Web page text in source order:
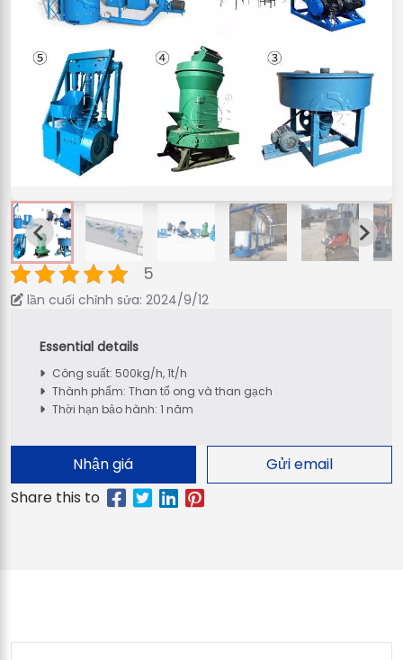
5
lần cuối chỉnh sửa: 2024/9/12
Công suất: 500kg/h, 1t/h
Thành phẩm: Than tổ ong và than gạch
Thời hạn bảo hành: 1 năm
Nhận giá Gửi email